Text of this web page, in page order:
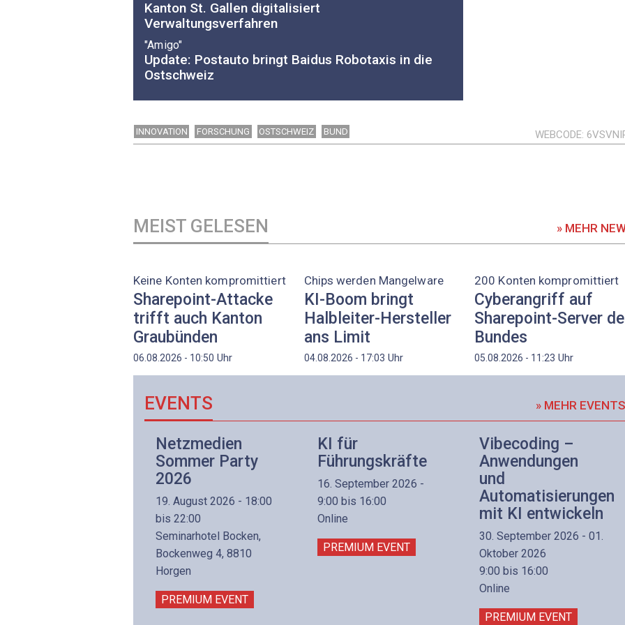
Kanton St. Gallen digitalisiert
Verwaltungsverfahren
"Amigo"
Update: Postauto bringt Baidus Robotaxis in die
Ostschweiz
INNOVATION FORSCHUNG OSTSCHWEIZ BUND WEBCODE
MEIST GELESEN » MEHR
Keine Konten kompromittiert
Sharepoint-Attacke
trifft auch Kanton
Graubünden
06.08.2026 - 10:50 Uhr
Chips werden Mangelware
KI-Boom bringt
Halbleiter-Hersteller
ans Limit
04.08.2026 - 17:03 Uhr
200 Konten kompromittiert
Cyberangriff auf
Sharepoint-Server
Bundes
05.08.2026 - 11:23 Uhr
EVENTS » MEHR EVENTS
Netzmedien
Sommer Party
2026
19. August 2026 - 18:00
bis 22:00
Seminarhotel Bocken,
Bockenweg 4, 8810
Horgen
PREMIUM EVENT
KI für
Führungskräfte
16. September 2026 -
9:00 bis 16:00
Online
PREMIUM EVENT
Vibecoding –
Anwendungen
und
Automatisierungen
mit KI entwickeln
30. September 2026 - 01.
Oktober 2026
9:00 bis 16:00
Online
PREMIUM EVENT